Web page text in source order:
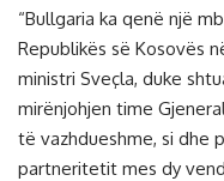
“Bullgaria ka qenë një
Republikës së Kosovës
ministri Sveçla, duke
mirënjohjen time
të vazhdueshme, si dhe
partneritetit mes dy